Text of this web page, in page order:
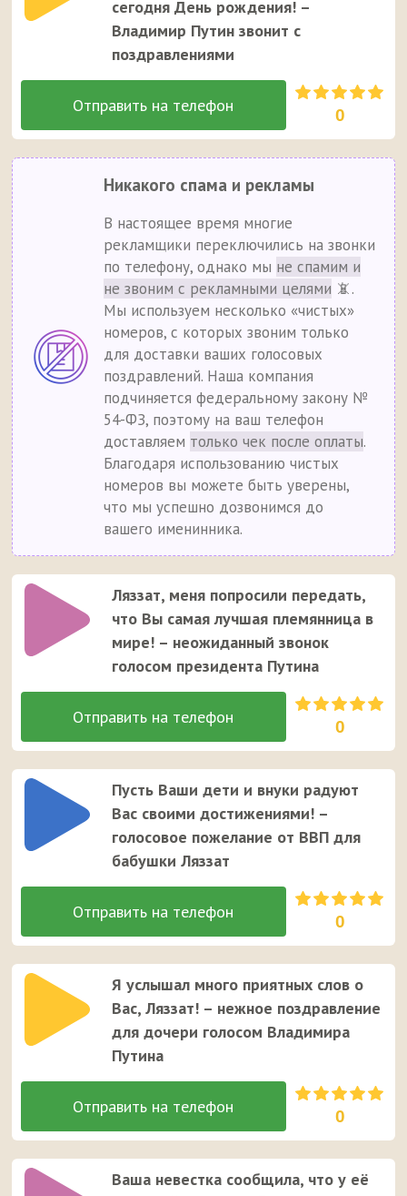
сегодня День рождения! –
Владимир Путин звонит с
поздравлениями
0
Никакого спама и рекламы
В настоящее время многие
рекламщики переключились на звонки
по телефону, однако мы не спамим и
не звоним с рекламными целями 📵.
Мы используем несколько «чистых»
номеров, с которых звоним только
для доставки ваших голосовых
поздравлений. Наша компания
подчиняется федеральному закону №
54-ФЗ, поэтому на ваш телефон
доставляем только чек после оплаты.
Благодаря использованию чистых
номеров вы можете быть уверены,
что мы успешно дозвонимся до
вашего именинника.
Ляззат, меня попросили передать,
что Вы самая лучшая племянница в
мире! – неожиданный звонок
голосом президента Путина
0
Пусть Ваши дети и внуки радуют
Вас своими достижениями! –
голосовое пожелание от ВВП для
бабушки Ляззат
0
Я услышал много приятных слов о
Вас, Ляззат! – нежное поздравление
для дочери голосом Владимира
Путина
0
Ваша невестка сообщила, что у её